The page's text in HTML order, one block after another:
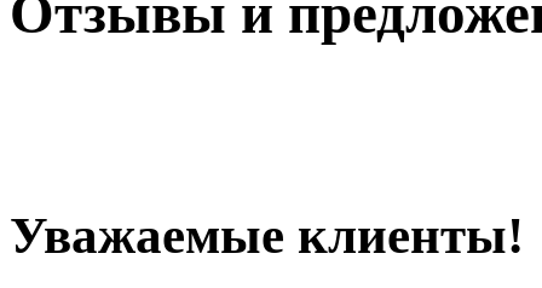
Отзывы и
Уважаемые клиенты!